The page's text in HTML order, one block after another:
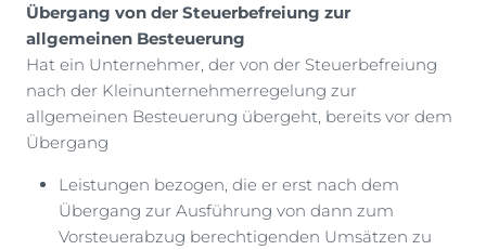
Übergang von der Steuerbefreiung zur
allgemeinen Besteuerung
Hat ein Unternehmer, der von der Steuerbefreiung
nach der Kleinunternehmerregelung zur
allgemeinen Besteuerung übergeht, bereits vor dem
Übergang
Leistungen bezogen, die er erst nach dem
Übergang zur Ausführung von dann zum
Vorsteuerabzug berechtigenden Umsätzen zu